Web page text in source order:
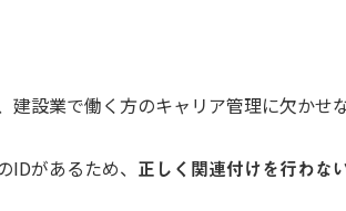
設業で働く方のキャリア管理に欠かせ
があるため、 正しく関連付けを行わな